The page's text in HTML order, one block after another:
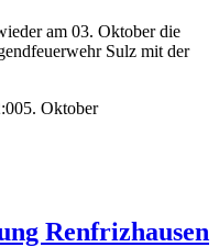
am 03. Oktober die
Sulz mit der
5. Oktober
Renfrizhausen